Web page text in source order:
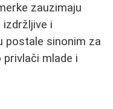
zauzimaju
i
postale sinonim za
mlade i